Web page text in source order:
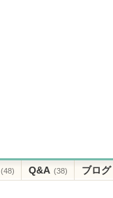
(48) Q&A (38) ブログ